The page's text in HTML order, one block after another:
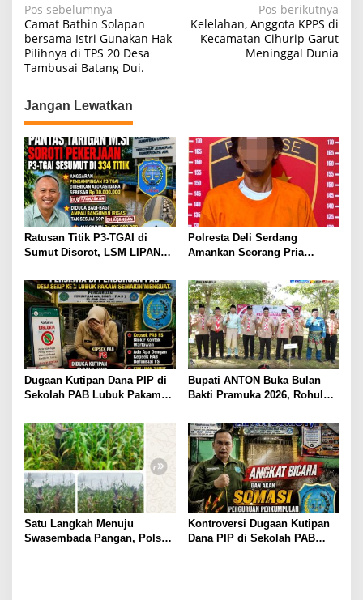
N
a
v
g
a
s
i
p
o
s
Pos sebelumnya
Camat Bathin Solapan
bersama Istri Gunakan Hak
Pilihnya di TPS 20 Desa
Tambusai Batang Dui.
Pos berikutnya
Kelelahan, Anggota KPPS di
Kecamatan Cihurip Garut
Meninggal Dunia
Jangan Lewatkan
Ratusan Titik P3-TGAI di
Sumut Disorot, LSM LIPAN
Dugaan Ketidaksesuaian
Pembangunan Irigasi
Polresta Deli Serdang
Amankan Seorang Pria
Tindak Pidana Kekerasan
Seksual terhadap
Penyandang Disabilitas
Dugaan Kutipan Dana PIP di
Sekolah PAB Lubuk Pakam
Sumut Siapkan Somasi
Bupati ANTON Buka Bulan
Bakti Pramuka 2026, Rohul
Nasional ke Cibubur.
Satu Langkah Menuju
Swasembada Pangan, Polsek
Kontroversi Dugaan Kutipan
Dana PIP di Sekolah PAB